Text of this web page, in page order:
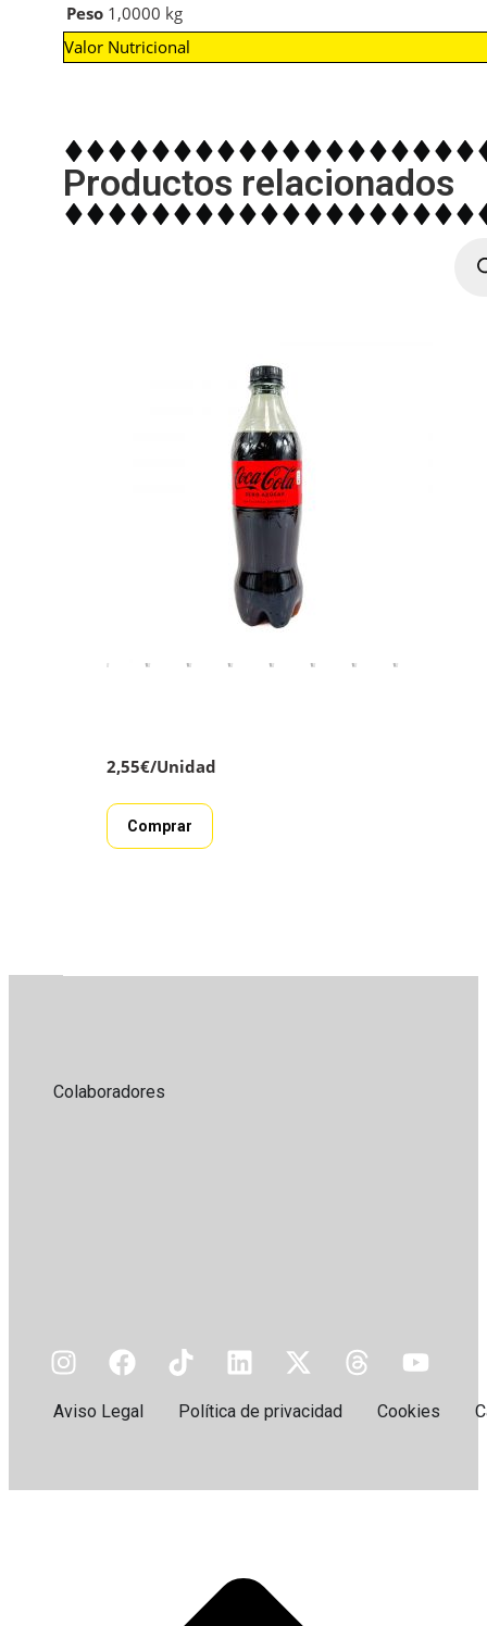
Peso 1,0000 kg
Valor Nutricional
Productos relacionados
2,55€/Unidad
Comprar
Colaboradores
Aviso Legal Política de privacidad Cookies